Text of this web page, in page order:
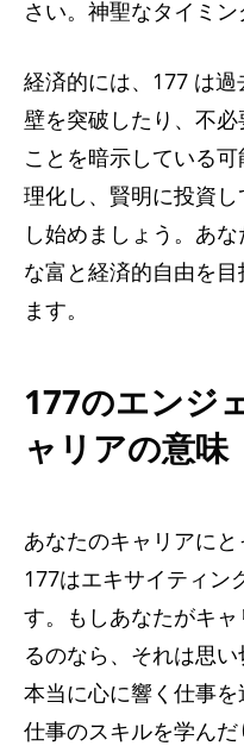
さい。神聖なタイミン
経済的には、177 は
壁を突破したり、不
ことを暗示している
理化し、賢明に投資
し始めましょう。あ
な富と経済的自由を
ます。
177のエンジ
ャリアの意味
あなたのキャリアに
177はエキサイティン
す。もしあなたがキ
るのなら、それは思い
本当に心に響く仕事
仕事のスキルを学ん